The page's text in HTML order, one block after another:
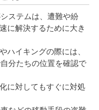
ステムは、遭難や紛
に解決するために大き
ハイキングの際には、
分たちの位置を確認で
に対してもすぐに対処